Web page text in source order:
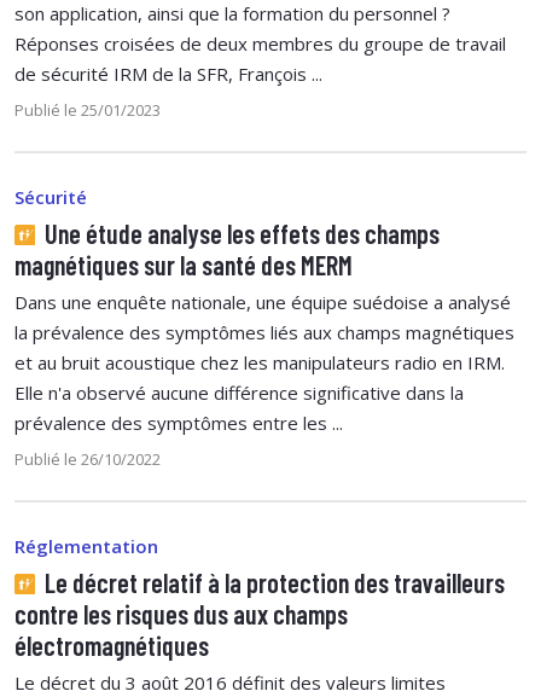
son application, ainsi que la formation du personnel ?
Réponses croisées de deux membres du groupe de travail
de sécurité IRM de la SFR, François ...
Publié le 25/01/2023
Sécurité
Une étude analyse les effets des champs
magnétiques sur la santé des MERM
Dans une enquête nationale, une équipe suédoise a analysé
la prévalence des symptômes liés aux champs magnétiques
et au bruit acoustique chez les manipulateurs radio en IRM.
Elle n'a observé aucune différence significative dans la
prévalence des symptômes entre les ...
Publié le 26/10/2022
Réglementation
Le décret relatif à la protection des travailleurs
contre les risques dus aux champs
électromagnétiques
Le décret du 3 août 2016 définit des valeurs limites